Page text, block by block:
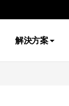
解決方案